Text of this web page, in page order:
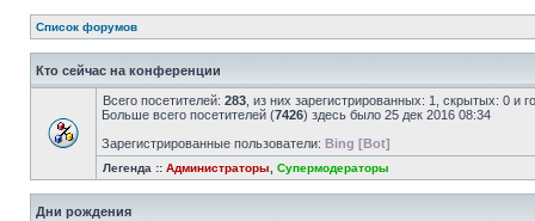
Список форумов
Кто сейчас на конференции
Всего посетителей: 283 , из них зарегистрированных: 1, скрытых: 0 и
Больше всего посетителей (7426) здесь было 25 дек 2016 08:34
Зарегистрированные пользователи: Bing [Bot]
Легенда :: Администраторы Супермодераторы
Дни рождения